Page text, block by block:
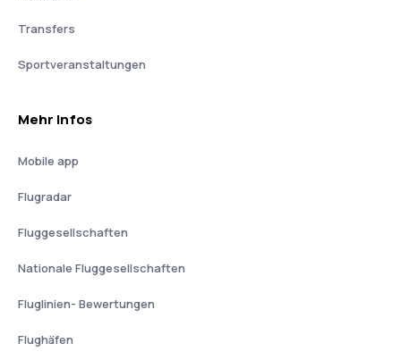
Transfers
Sportveranstaltungen
Mehr Infos
Mobile app
Flugradar
Fluggesellschaften
Nationale Fluggesellschaften
Fluglinien- Bewertungen
Flughäfen